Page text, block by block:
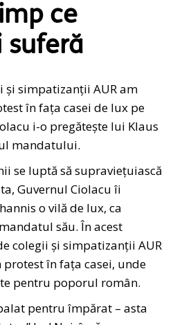
ce
suferă
și simpatizanții AUR am
în fața casei de lux pe
i-o pregătește lui Klaus
mandatului.
se luptă să supraviețuiască
Guvernul Ciolacu îi
o vilă de lux, ca
său. În acest
colegii și simpatizanții AUR
în fața casei, unde
pentru poporul român.
pentru împărat – asta